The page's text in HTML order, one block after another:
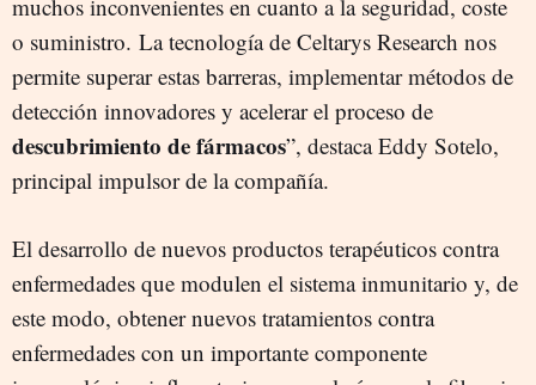
muchos inconvenientes en cuanto a la seguridad, coste
o suministro. La tecnología de Celtarys Research nos
permite superar estas barreras, implementar métodos de
detección innovadores y acelerar el proceso de
descubrimiento de fármacos”, destaca Eddy Sotelo,
principal impulsor de la compañía.
El desarrollo de nuevos productos terapéuticos contra
enfermedades que modulen el sistema inmunitario y, de
este modo, obtener nuevos tratamientos contra
enfermedades con un importante componente